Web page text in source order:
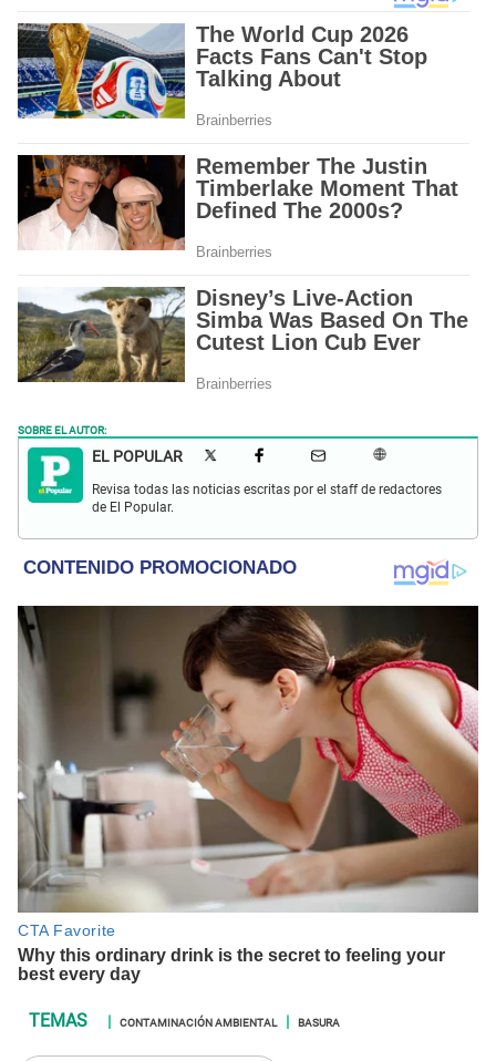
SOBRE EL AUTOR:
EL POPULAR
Revisa todas las noticias escritas por el staff de redactores
de El Popular.
CONTAMINACIÓN AMBIENTAL BASURA